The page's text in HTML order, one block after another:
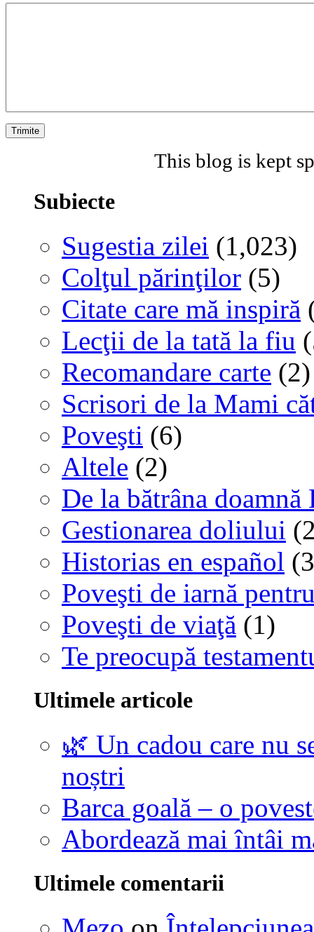
This blog is kept
Subiecte
Sugestia zilei (1,023)
Colţul părinţilor (5)
Citate care mă inspiră
Lecţii de la tată la fiu
Recomandare carte (2)
Scrisori de la Mami
Poveşti (6)
Altele (2)
De la bătrâna
Gestionarea doliului
Historias en español
Poveşti de iarnă
Poveşti de viaţă (1)
Te preocupă
Ultimele articole
🌿 Un cadou care nu
noștri
Barca goală – o
Abordează mai întâi
Ultimele comentarii